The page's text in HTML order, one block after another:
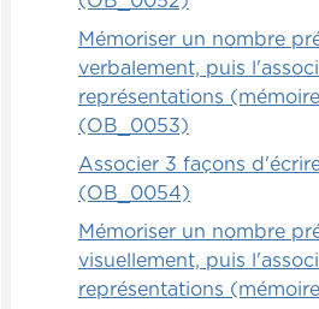
Mémoriser un nombre
verbalement, puis
représentations
(OB_0053)
Associer 3 façons
(OB_0054)
Mémoriser un nombre
visuellement, puis
représentations